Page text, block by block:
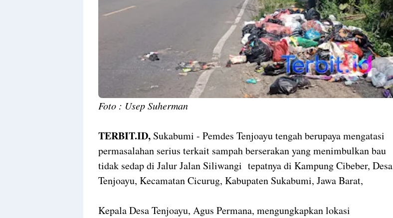
Foto : Usep Suherman
TERBIT.ID, Sukabumi - Pemdes Tenjoayu tengah berupaya mengatasi
permasalahan serius terkait sampah berserakan yang menimbulkan bau
tidak sedap di Jalur Jalan Siliwangi tepatnya di Kampung Cibeber, Desa
Tenjoayu, Kecamatan Cicurug, Kabupaten Sukabumi, Jawa Barat,
Kepala Desa Tenjoayu, Agus Permana, mengungkapkan lokasi